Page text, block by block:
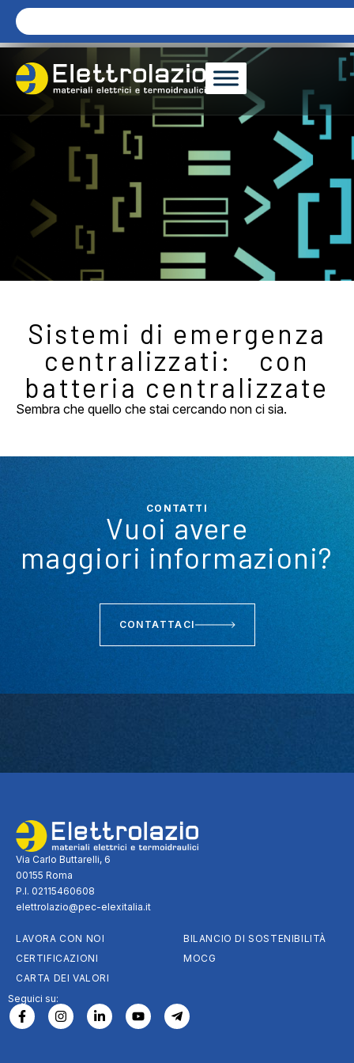
Sistemi di emergenza
centralizzati: con
batteria centralizzate
Sembra che quello che stai cercando non ci sia.
CONTATTI
Vuoi avere
maggiori informazioni?
CONTATTACI
Via Carlo Buttarelli, 6
00155 Roma
P.I. 02115460608
elettrolazio@pec-elexitalia.it
LAVORA CON NOI
CERTIFICAZIONI
CARTA DEI VALORI
BILANCIO DI SOSTENIBILITÀ
MOCG
Seguici su: